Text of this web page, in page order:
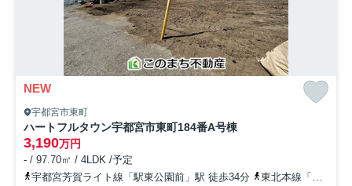
NEW
宇都宮市東町
ハートフルタウン宇都宮市東町184番A号棟
3,190万円
- / 97.70㎡ / 4LDK /予定
宇都宮芳賀ライト線「駅東公園前」駅 徒歩34分
東北本線「宇都宮」駅 徒歩40分